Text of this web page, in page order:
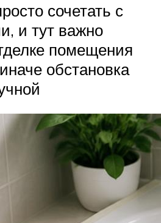
сочетать с
и тут важно
помещения
обстановка